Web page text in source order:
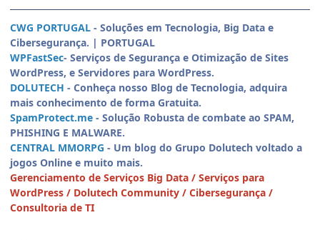
CWG PORTUGAL - Soluções em Tecnologia, Big Data e
Cibersegurança. | PORTUGAL
WPFastSec- Serviços de Segurança e Otimização de Sites
WordPress, e Servidores para WordPress.
DOLUTECH - Conheça nosso Blog de Tecnologia, adquira
mais conhecimento de forma Gratuita.
SpamProtect.me - Solução Robusta de combate ao SPAM,
PHISHING E MALWARE.
CENTRAL MMORPG - Um blog do Grupo Dolutech voltado a
jogos Online e muito mais.
Gerenciamento de Serviços Big Data / Serviços para
WordPress / Dolutech Community / Cibersegurança /
Consultoria de TI